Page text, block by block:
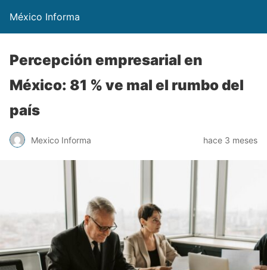
México Informa
Percepción empresarial en
México: 81 % ve mal el rumbo del
país
Mexico Informa hace 3 meses